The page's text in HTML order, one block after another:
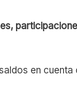
en cuenta